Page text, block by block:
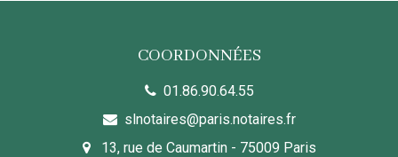
COORDONNÉES
01.86.90.64.55
slnotaires@paris.notaires.fr
13, rue de Caumartin - 75009 Paris